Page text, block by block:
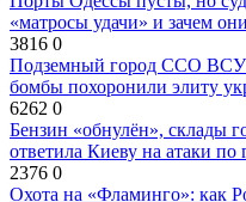
«матросы удачи» и зачем
3816 0
Подземный город ССО ВСУ
бомбы похоронили элиту
6262 0
Бензин «обнулён», склады
ответила Киеву на атаки по
2376 0
Охота на «Фламинго»: как